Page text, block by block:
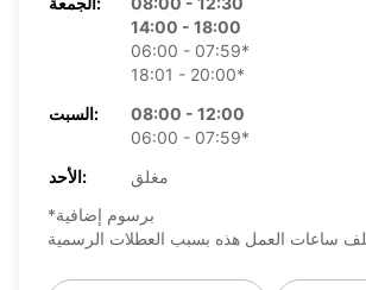
14:00 - 18:00
06:00 - 07:59*
18:01 - 20:00*
السبت:
08:00 - 12:00
06:00 - 07:59*
الأحد:
مغلق
*برسوم إضافية